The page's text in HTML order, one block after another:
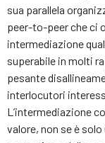
sua parallela
peer-to-peer che ci
intermediazione
superabile in molti
pesante
interlocutori
L’intermediazione
valore, non se è